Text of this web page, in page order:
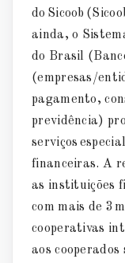
do Sicoob
ainda, o
do Brasil
(empresas/
pagamento,
previdência)
serviços
financeiras. A
as instituições
com mais de 3
cooperativas
aos